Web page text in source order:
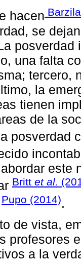
hacen
se
una falta
tercero,
la
tienen
de la
posverdad
este
Britt et al.
Pupo (2014).
de vista,
profesores
a la